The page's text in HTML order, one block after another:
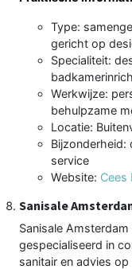
Type:
gericht op
Specialiteit:
Werkwijze:
behulpzame
Locatie:
Bijzonderheid:
service
Website: Cees
Sanisale
Sanisale
gespecialiseerd in
sanitair en advies